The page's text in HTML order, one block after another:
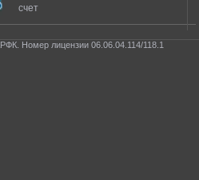
счет
Номер лицензии 06.06.04.114/118.1